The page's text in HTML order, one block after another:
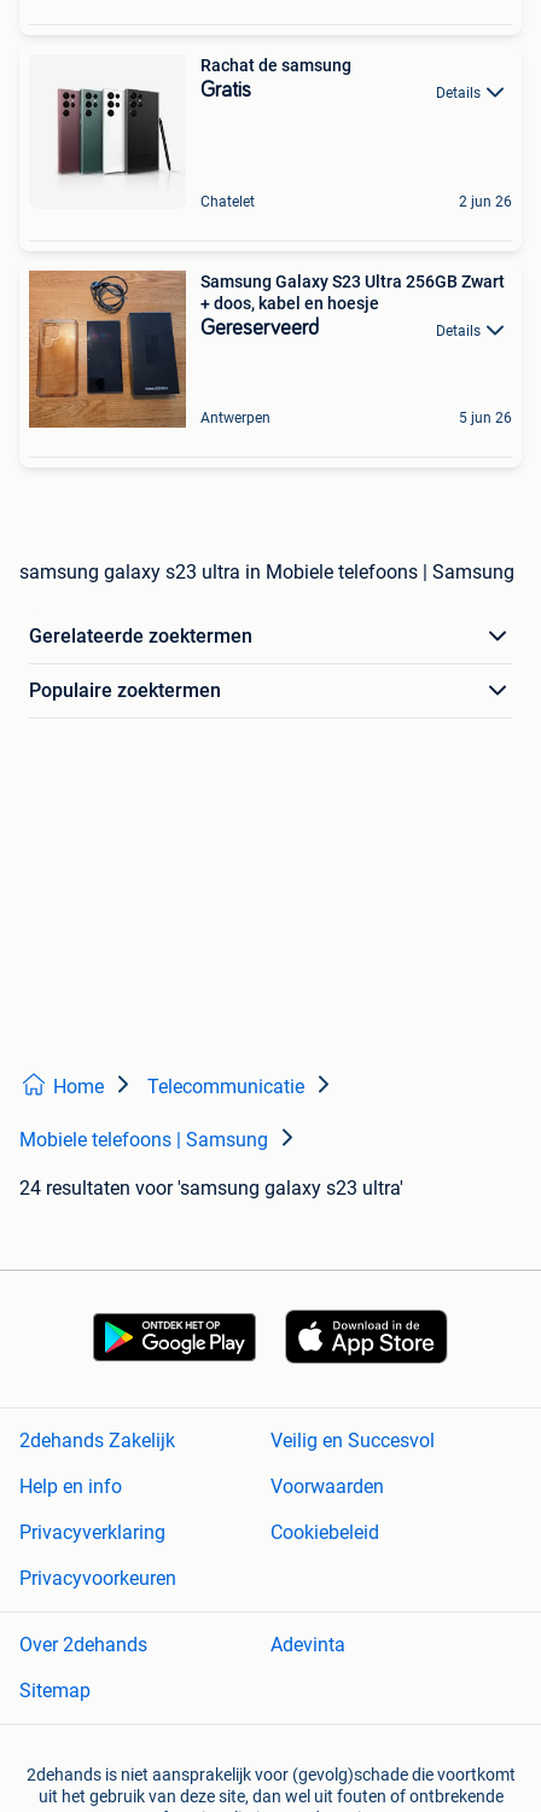
Rachat de samsung
Gratis Details
Chatelet 2 jun 26
Samsung Galaxy S23 Ultra 256GB Zwart
+ doos, kabel en hoesje
Gereserveerd Details
Antwerpen 5 jun 26
samsung galaxy s23 ultra in Mobiele telefoons | Samsung
Gerelateerde zoektermen
Populaire zoektermen
Home Telecommunicatie
Mobiele telefoons | Samsung
24 resultaten voor 'samsung galaxy s23 ultra'
2dehands Zakelijk
Veilig en Succesvol
Help en info
Voorwaarden
Privacyverklaring
Cookiebeleid
Privacyvoorkeuren
Over 2dehands
Adevinta
Sitemap
2dehands is niet aansprakelijk voor (gevolg)schade die voortkomt
uit het gebruik van deze site, dan wel uit fouten of ontbrekende